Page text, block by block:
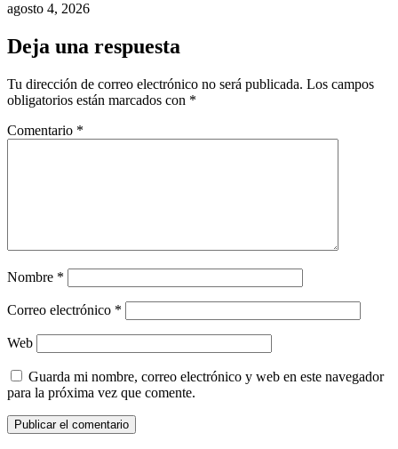
agosto 4, 2026
Deja una respuesta
Tu dirección de correo electrónico no será publicada. Los campos
obligatorios están marcados con *
Comentario *
Nombre *
Correo electrónico *
Web
Guarda mi nombre, correo electrónico y web en este navegador
para la próxima vez que comente.